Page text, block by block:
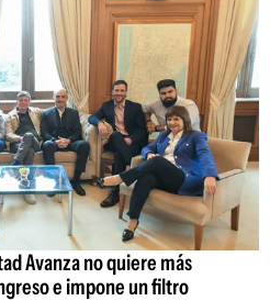
Avanza no quiere más
e impone un filtro